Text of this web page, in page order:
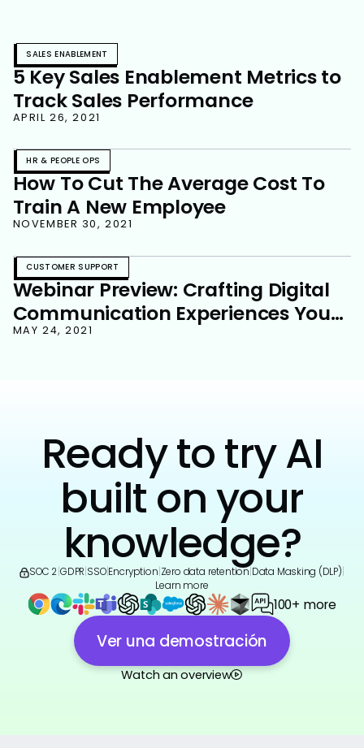
SALES ENABLEMENT
5 Key Sales Enablement Metrics to
Track Sales Performance
APRIL 26, 2021
HR & PEOPLE OPS
How To Cut The Average Cost To
Train A New Employee
NOVEMBER 30, 2021
CUSTOMER SUPPORT
Webinar Preview: Crafting Digital
Communication Experiences Your
Customers Will Love
MAY 24, 2021
Ready to try AI
built on your
knowledge?
SOC 2 GDPR SSO|Encryption Zero data retention Data Masking (DLP)
Learn more
100+ more
Ver una demostración
Watch an overview